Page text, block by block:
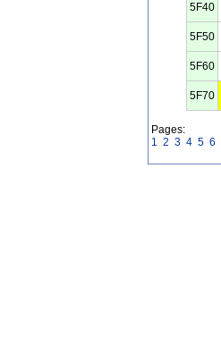
5F40
5F50
5F60
5F70
Pages:
1 2 3 4 5 6